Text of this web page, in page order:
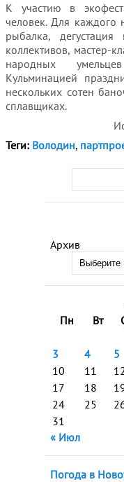
Архив
Пн
Вт
3
4 5
10
11
17
18
24
25
31
« Июл
Погода в
К участию в
человек. Для каждого
рыбалка, дегустация
коллективов, мастер-
народных
Кульминацией
нескольких сотен
сплавщиках.
Теги: Володин,